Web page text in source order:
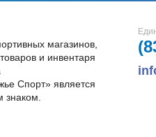
магазинов,
и инвентаря
Спорт» является
знаком.